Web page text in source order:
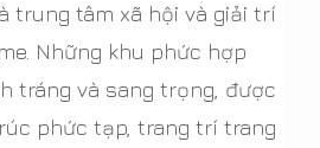
trung tâm xã hội và giải trí
Những khu phức hợp
tráng và sang trọng, được
phức tạp, trang trí trang